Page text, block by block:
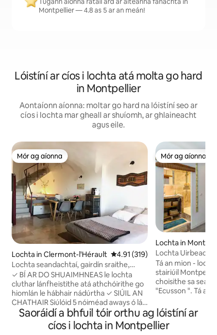
Montpellier — 4.8 as 5 ar an meán!
Lóistíní ar cíos i lochta atá molta go hard
in Montpellier
Aontaíonn aíonna: moltar go hard na lóistíní seo ar
cíos i lochta mar gheall ar shuíomh, ar ghlaineacht
agus eile.
Mór ag aíonna
Mór ag aíonna
Lochta in Clermont-l'Hérault Meánrátáil 4.91 as 5, 319
4.91 (319)
Lochta seandachtaí, gairdín sraithe,
radharc iontach
✓ BÍ AR DO SHUAIMHNEAS le lochta
cluthar lánfheistithe atá athchóirithe go
hiomlán le hábhair nádúrtha ✓ SIÚIL AN
CHATHAIR Siúlóid 5 nóiméad aways ó lár
na cathrach & gach saoráid, siopa agus
⚠súil le sráideanna géara ✓ RADHARC
iontach & OIDHREACHT, gairdín sraithe
Mór ag aíonna
Mór ag aíonna
Lochta in
Lochta Uirbeach
Tá an mion -
stairiúil
choisithe sa
"Ecusson ". Tá an
bialann, beáir
Tá an stáisiún
ach is féidir leat
Saoráidí a bhfuil tóir orthu ag lóistíní ar
cíos i lochta in Montpellier